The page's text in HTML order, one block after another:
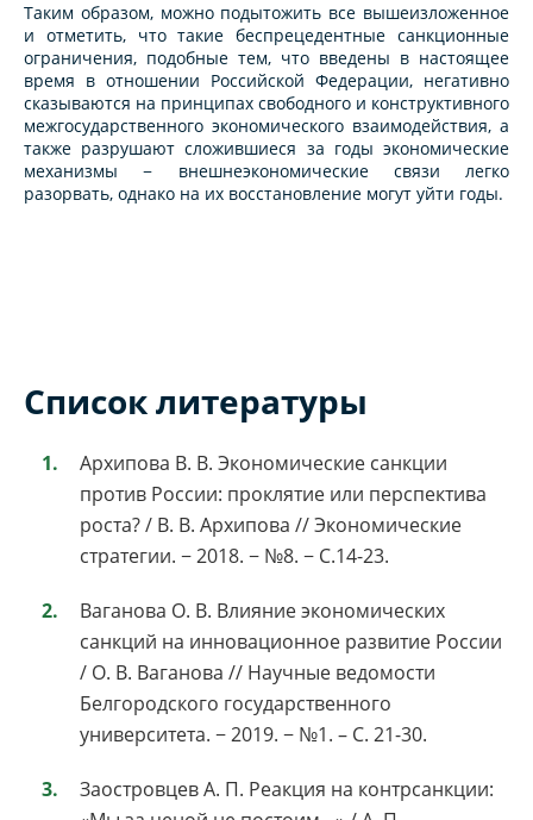
Таким образом, можно подытожить все вышеизложенное
и отметить, что такие беспрецедентные санкционные
ограничения, подобные тем, что введены в настоящее
время в отношении Российской Федерации, негативно
сказываются на принципах свободного и конструктивного
межгосударственного экономического взаимодействия, а
также разрушают сложившиеся за годы экономические
механизмы − внешнеэкономические связи легко
разорвать, однако на их восстановление могут уйти годы.
Список литературы
Архипова В. В. Экономические санкции
против России: проклятие или перспектива
роста? / В. В. Архипова // Экономические
стратегии. − 2018. − №8. − С.14-23.
Ваганова О. В. Влияние экономических
санкций на инновационное развитие России
/ О. В. Ваганова // Научные ведомости
Белгородского государственного
университета. − 2019. − №1. – С. 21-30.
Заостровцев А. П. Реакция на контрсанкции: